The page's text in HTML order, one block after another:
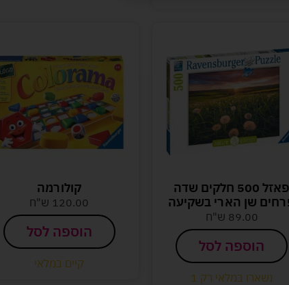
פאזל 500 חלקים שדה
שן הארי בשקיעה
89.00 ש"ח
הוספה לסל
נשארו במלאי רק 1
קולורמה
120.00 ש"ח
הוספה לסל
קיים במלאי